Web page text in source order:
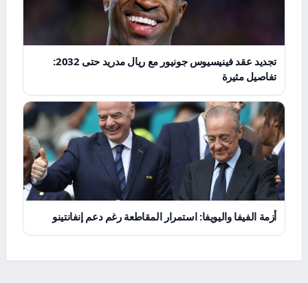
تجديد عقد فينيسيوس جونيور مع ريال مدريد حتى 2032:
تفاصيل مثيرة
أزمة الفيفا واليويفا: استمرار المقاطعة رغم دعم إنفانتينو